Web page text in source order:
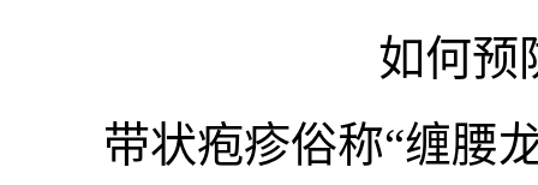
如何预
带状疱疹俗称“缠腰龙